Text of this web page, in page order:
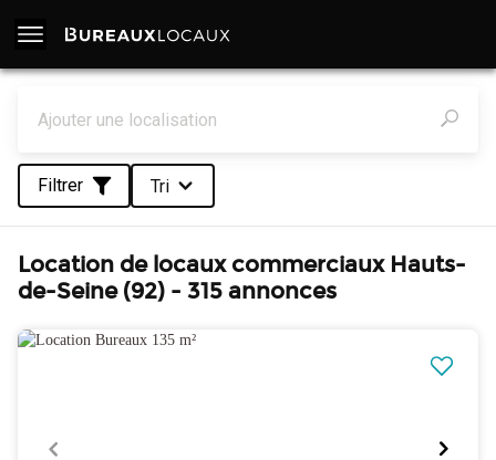
Filtrer Tri
Location de locaux commerciaux Hauts-
de-Seine (92) - 315 annonces